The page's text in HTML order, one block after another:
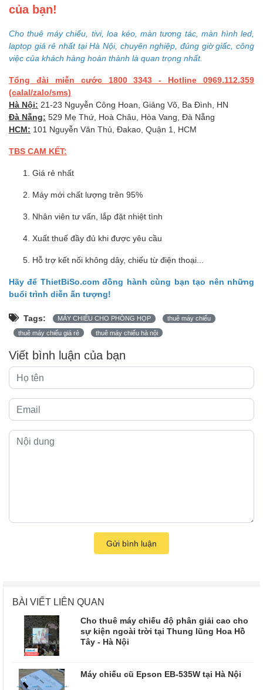
của bạn!
Cho thuê máy chiếu, tivi, loa kéo, màn tương tác, màn hình led,
laptop giá rẻ nhất tại Hà Nội, chuyên nghiệp, đúng giờ giấc, công
việc của khách hàng hoàn thành là quan trọng nhất.
Tổng đài miễn cước 1800 3343 - Hotline 0969.112.359
(calal/zalo/sms)
Hà Nội: 21-23 Nguyễn Công Hoan, Giảng Võ, Ba Đình, HN
Đà Nẵng: 529 Mẹ Thứ, Hoà Châu, Hòa Vang, Đà Nẵng
HCM: 101 Nguyễn Văn Thủ, Đakao, Quận 1, HCM
TBS CAM KẾT:
Giá rẻ nhất
Máy mới chất lượng trên 95%
Nhân viên tư vấn, lắp đặt nhiệt tình
Xuất thuế đầy đủ khi được yêu cầu
Hỗ trợ kết nối không dây, chiếu từ điện thoại...
Hãy để ThietBiSo.com đồng hành cùng bạn tạo nên những
buổi trình diễn ấn tượng!
Tags: MÁY CHIẾU CHO PHÒNG HỌP thuê máy chiếu
thuê máy chiếu giá rẻ thuê máy chiếu hà nội
Viết bình luận của bạn
Gửi bình luận
BÀI VIẾT LIÊN QUAN
Cho thuê máy chiếu độ phân giải cao cho
sự kiện ngoài trời tại Thung lũng Hoa Hồ
Tây - Hà Nội
Máy chiếu cũ Epson EB-535W tại Hà Nội